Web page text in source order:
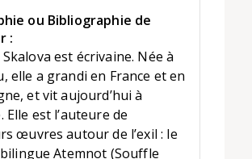
ou Bibliographie de
:
est écrivaine. Née à
elle a grandi en France et en
et vit aujourd’hui à
Elle est l’auteure de
œuvres autour de l’exil : le
Atemnot (Souffle